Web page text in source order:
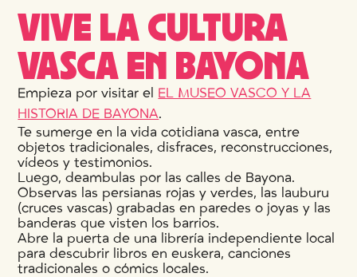
VIVE LA CULTURA
VASCA EN BAYONA
Empieza por visitar el EL MUSEO VASCO Y LA
HISTORIA DE BAYONA.
Te sumerge en la vida cotidiana vasca, entre
objetos tradicionales, disfraces, reconstrucciones,
vídeos y testimonios.
Luego, deambulas por las calles de Bayona.
Observas las persianas rojas y verdes, las lauburu
(cruces vascas) grabadas en paredes o joyas y las
banderas que visten los barrios.
Abre la puerta de una librería independiente local
para descubrir libros en euskera, canciones
tradicionales o cómics locales.